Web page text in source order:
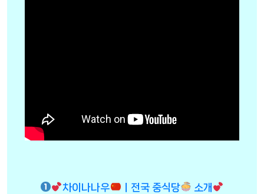
차이나나우 ㅣ전국 중식당 소개